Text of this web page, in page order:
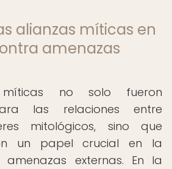
alianzas míticas en
amenazas
no solo fueron
las relaciones entre
mitológicos, sino que
un papel crucial en la
externas. En la